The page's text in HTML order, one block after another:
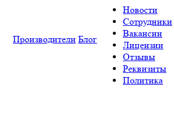
Производители Блог
Новости
Сотрудники
Вакансии
Лицензии
Отзывы
Реквизиты
Политика